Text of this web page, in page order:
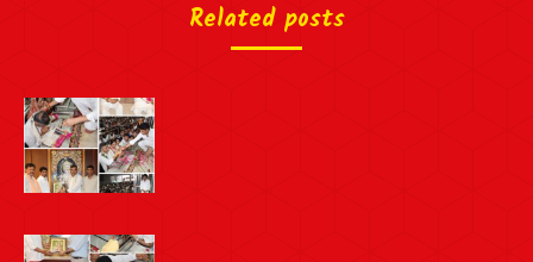
Related posts